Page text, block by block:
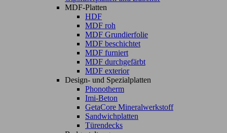
MDF-Platten
HDF
MDF roh
MDF Grundierfolie
MDF beschichtet
MDF furniert
MDF durchgefärbt
MDF exterior
Design- und Spezialplatten
Phonotherm
Imi-Beton
GetaCore Mineralwerkstoff
Sandwichplatten
Türendecks